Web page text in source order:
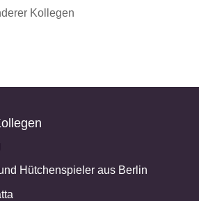
Kollegen
Hütchenspieler aus Berlin